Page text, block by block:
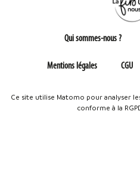
Qui sommes-nous ?
Mentions légales CGU
Ce site utilise Matomo pour analyser
conforme à la